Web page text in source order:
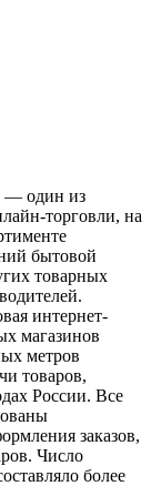
— один из
торговли, на
бытовой
товарных
интернет-
магазинов
метров
товаров,
России. Все
заказов,
Число
более